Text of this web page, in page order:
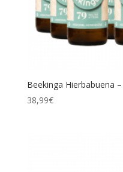
Beekinga Hierbabuena
38,99€